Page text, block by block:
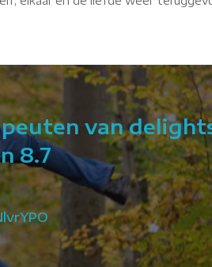
van
8.7